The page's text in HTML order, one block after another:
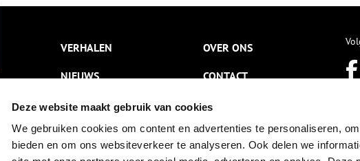
Deze website maakt gebruik van cookies
We gebruiken cookies om content en advertenties te personaliseren,
bieden en om ons websiteverkeer te analyseren. Ook delen we
VERHALEN
NIEUWS
KALENDER
THEMA’S
OVER ONS
CONTACT
NIEUWSBRIEF
DISCLAIMER